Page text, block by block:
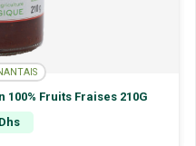
Fruits Fraises 210G
Dhs